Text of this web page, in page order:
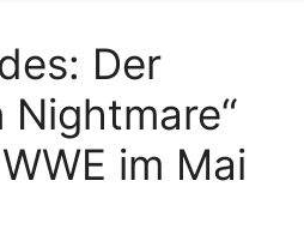
Der
Nightmare“
im Mai